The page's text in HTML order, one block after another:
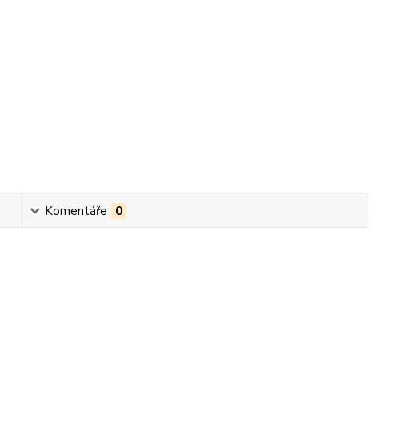
Komentáře 0